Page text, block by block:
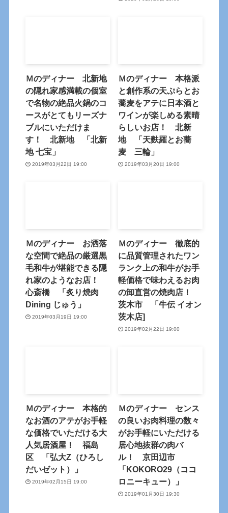
Ｍのディナー 北新地
の隠れ家感満載の個室
で名物の絶品火鍋のコ
ースがとてもリーズナ
ブルにいただけま
す！ 北新地 「北新
地 七宝」
2019年03月22日 19:00
Ｍのディナー 本格派
と創作系の天ぷらとお
蕎麦をアテに日本酒と
ワインが楽しめる素晴
らしいお店！ 北新
地 「天麩羅とお蕎
麦 三輪」
2019年03月20日 19:00
Ｍのディナー お洒落
な空間で絶品の厳選黒
毛和牛が堪能できる隠
れ家のようなお店！
心斎橋 「炙り焼肉
Dining じゅう」
2019年03月19日 19:00
Ｍのディナー 徹底的
に品質管理されたワン
ランク上の和牛がお手
軽価格で味わえるお肉
の卸直営の焼肉店！
茨木市 「牛伝 イオン
茨木店]
2019年02月22日 19:00
Ｍのディナー 本格的
なお酒のアテがお手軽
な価格でいただける大
人気居酒屋！ 福島
区 「弘大Z（ひろし
だいゼット）」
2019年02月15日 19:00
Ｍのディナー センス
の良いお肉料理の数々
がお手軽にいただける
居心地抜群の肉バ
ル！ 京田辺市
「KOKORO29（ココ
ロニーキュー）」
2019年01月30日 19:30